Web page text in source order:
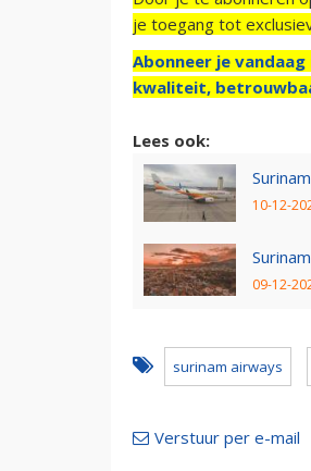
je toegang tot
Abonneer je
kwaliteit,
Lees ook:
10-12-
09-12-
surinam airways
Verstuur per e-mail